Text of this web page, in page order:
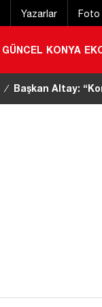
Yazarlar Foto
GÜNCEL KONYA
/ Başkan Altay: